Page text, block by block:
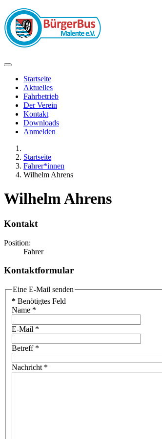
Startseite
Aktuelles
Fahrbetrieb
Der Verein
Kontakt
Downloads
Anmelden
Startseite
Fahrer*innen
Wilhelm Ahrens
Wilhelm Ahrens
Kontakt
Position:
Fahrer
Kontaktformular
Eine E-Mail senden
* Benötigtes Feld
Name *
E-Mail *
Betreff*
Nachricht *